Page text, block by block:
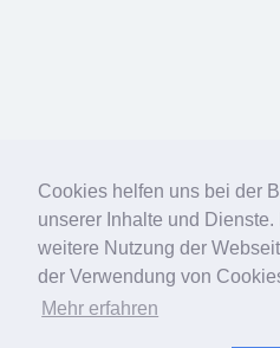
Cookies helfen uns bei der
unserer Inhalte und Dienste.
weitere Nutzung der
der Verwendung von
Mehr erfahren